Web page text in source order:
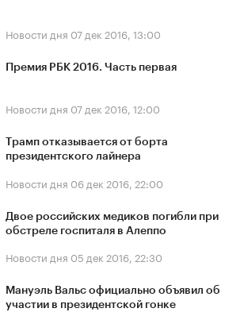
Новости дня 07 дек 2016, 13:00
Премия РБК 2016. Часть первая
Новости дня 07 дек 2016, 12:00
Трамп отказывается от борта
президентского лайнера
Новости дня 06 дек 2016, 22:00
Двое российских медиков погибли при
обстреле госпиталя в Алеппо
Новости дня 05 дек 2016, 22:30
Мануэль Вальс официально объявил об
участии в президентской гонке